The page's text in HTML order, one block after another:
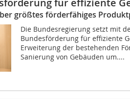
größtes förderfähiges
Die Bundesregierung setzt mit
Bundesförderung für effiziente
Erweiterung der bestehenden
Sanierung von Gebäuden um....